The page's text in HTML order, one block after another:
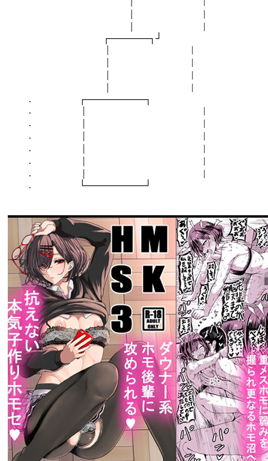
｜ |
｜ |
┌──────┐┘
｜ |
｜ |
｜ |
｜ |
. ┌─────────┐
. ｜ |
. ｜ |
. ｜ |
. ｜ |
. ｜ |
. ｜ |
. └─────────┘